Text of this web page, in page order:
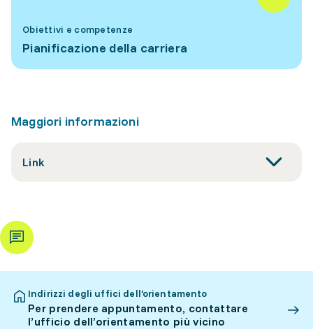
Obiettivi e competenze
Pianificazione della carriera
Maggiori informazioni
Link
Indirizzi degli uffici dell’orientamento
Per prendere appuntamento, contattare
l’ufficio dell’orientamento più vicino